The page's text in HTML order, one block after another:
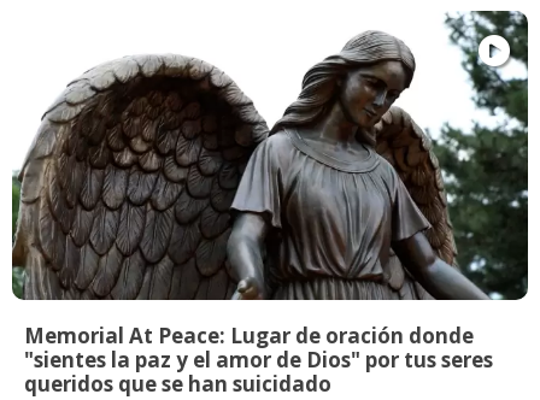
Memorial At Peace: Lugar de oración donde
"sientes la paz y el amor de Dios" por tus seres
queridos que se han suicidado